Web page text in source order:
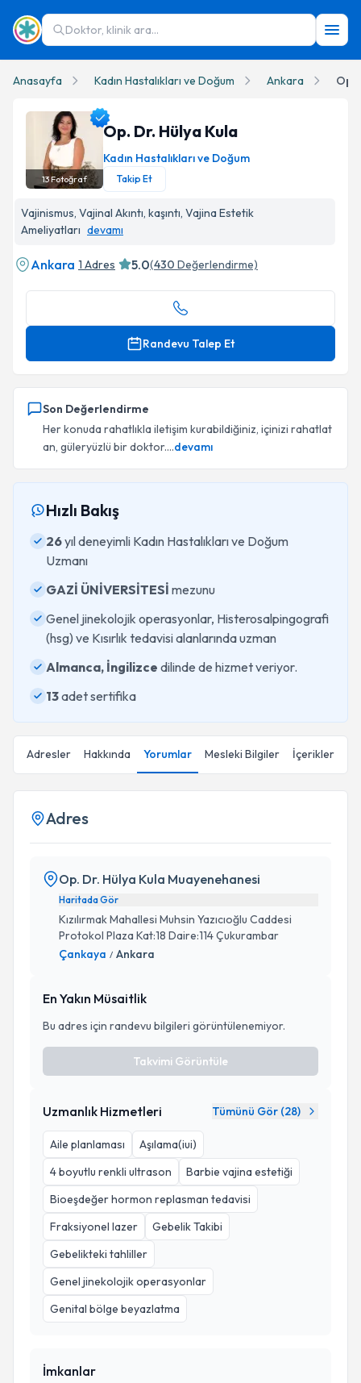
Doktor, klinik ara...
Anasayfa Kadın Hastalıkları ve Doğum Ankara Op.
13Fotoğraf
Op. Dr. Hülya Kula
Kadın Hastalıkları ve Doğum
Takip Et
Vajinismus, Vajinal Akıntı, kaşıntı, Vajina Estetik
Ameliyatları devamı
Ankara 1 Adres 5.0(430 Değerlendirme)
Randevu Talep Et
Son Değerlendirme
Her konuda rahatlıkla iletişim kurabildiğiniz, içinizi rahatlat
an, güleryüzlü bir doktor....devamı
Hızlı Bakış
26yıl deneyimli Kadın Hastalıkları ve Doğum
Uzmanı
GAZİ ÜNİVERSİTESİ mezunu
Genel jinekolojik operasyonlar, Histerosalpingografi
(hsg) ve Kısırlık tedavisi alanlarında uzman
Almanca, İngilizce dilinde de hizmet veriyor.
13adet sertifika
Adresler Hakkında Yorumlar Mesleki Bilgiler İçerikler
Adres
Op. Dr. Hülya Kula Muayenehanesi
Haritada Gör
Kızılırmak Mahallesi Muhsin Yazıcıoğlu Caddesi
Protokol Plaza Kat:18 Daire:114 Çukurambar
Çankaya / Ankara
En Yakın Müsaitlik
Bu adres için randevu bilgileri görüntülenemiyor.
Takvimi Görüntüle
Uzmanlık Hizmetleri Tümünü Gör (28)
Aile planlaması
Aşılama(iui)
4 boyutlu renkli ultrason
Barbie vajina estetiği
Bioeşdeğer hormon replasman tedavisi
Fraksiyonel lazer
Gebelik Takibi
Gebelikteki tahliller
Genel jinekolojik operasyonlar
Genital bölge beyazlatma
İmkanlar